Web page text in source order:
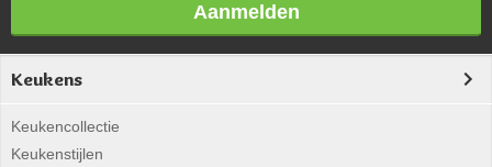
Aanmelden
Keukens
Keukencollectie
Keukenstijlen